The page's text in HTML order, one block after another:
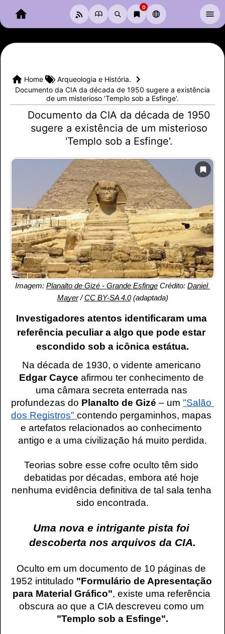
0
PT
ARQUEOLOGIA
0
PT
Home
Arqueologia e História.
Documento da CIA da década de 1950 sugere a existência
de um misterioso 'Templo sob a Esfinge'.
Documento da CIA da década de 1950
sugere a existência de um misterioso
'Templo sob a Esfinge'.
Imagem: Planalto de Gizé - Grande Esfinge Crédito: Daniel
Mayer / CC BY-SA 4.0 (adaptada)
Investigadores atentos identificaram uma
referência peculiar a algo que pode estar
escondido sob a icônica estátua.
Edgar Cayce afirmou ter conhecimento de
uma câmara secreta enterrada nas
profundezas do Planalto de Gizé – um "Salão
dos Registros" contendo pergaminhos, mapas
e artefatos relacionados ao conhecimento
antigo e a uma civilização há muito perdida.
Teorias sobre esse cofre oculto têm sido
debatidas por décadas, embora até hoje
nenhuma evidência definitiva de tal sala tenha
sido encontrada.
Uma nova e intrigante pista foi
descoberta nos arquivos da CIA.
Oculto em um documento de 10 páginas de
1952 intitulado "Formulário de Apresentação
para Material Gráfico", existe uma referência
"Templo sob a Esfinge".